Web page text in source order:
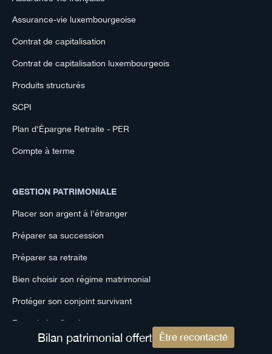
Assurance-vie luxembourgeoise
Contrat de capitalisation
Contrat de capitalisation luxembourgeois
Produits structurés
SCPI
Plan d'Épargne Retraite - PER
Compte à terme
GESTION PATRIMONIALE
Placer son argent à l'étranger
Préparer sa succession
Préparer sa retraite
Bien choisir son régime matrimonial
Protéger son conjoint survivant
Expatriation fiscale
Réduire son imposition
Bilan patrimonial offert Être recontacté